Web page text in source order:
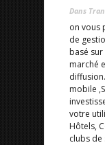
Dans
on vous
de
basé
marché
mobile
votre
Hôtels,
clubs de